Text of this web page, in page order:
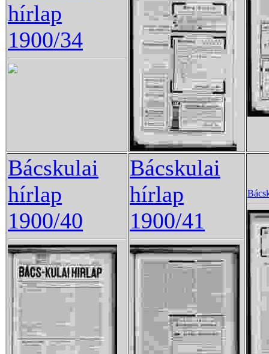
hírlap
1900/34
Bácskulai
hírlap
1900/40
Bácskulai
hírlap
1900/41